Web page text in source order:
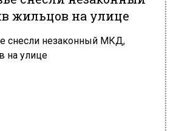
жильцов на улице